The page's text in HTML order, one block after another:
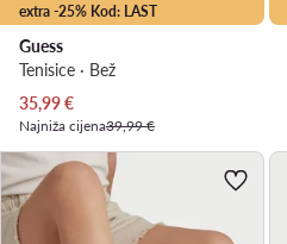
extra -25% Kod: LAST
Guess
Tenisice · Bež
Trenutna cijena
35,99€
Najniža cijena39,99 €